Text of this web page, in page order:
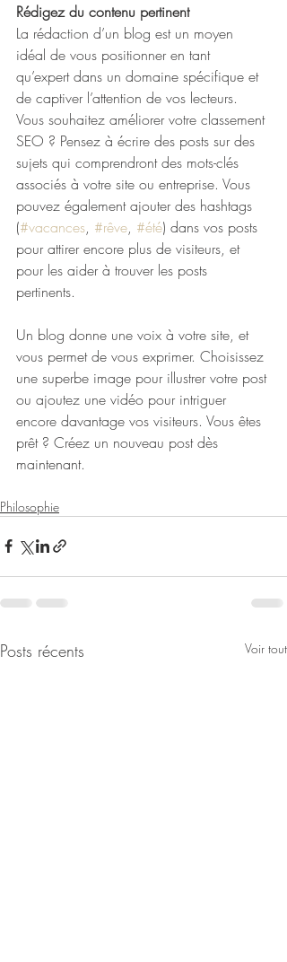
Rédigez du contenu pertinent
La rédaction d’un blog est un moyen
idéal de vous positionner en tant
qu’expert dans un domaine spécifique et
de captiver l’attention de vos lecteurs.
Vous souhaitez améliorer votre classement
SEO ? Pensez à écrire des posts sur des
sujets qui comprendront des mots-clés
associés à votre site ou entreprise. Vous
pouvez également ajouter des hashtags
(#vacances, #rêve, #été) dans vos posts
pour attirer encore plus de visiteurs, et
pour les aider à trouver les posts
pertinents.
Un blog donne une voix à votre site, et
vous permet de vous exprimer. Choisissez
une superbe image pour illustrer votre post
ou ajoutez une vidéo pour intriguer
encore davantage vos visiteurs. Vous êtes
prêt ? Créez un nouveau post dès
maintenant.
Philosophie
Posts récents Voir tout